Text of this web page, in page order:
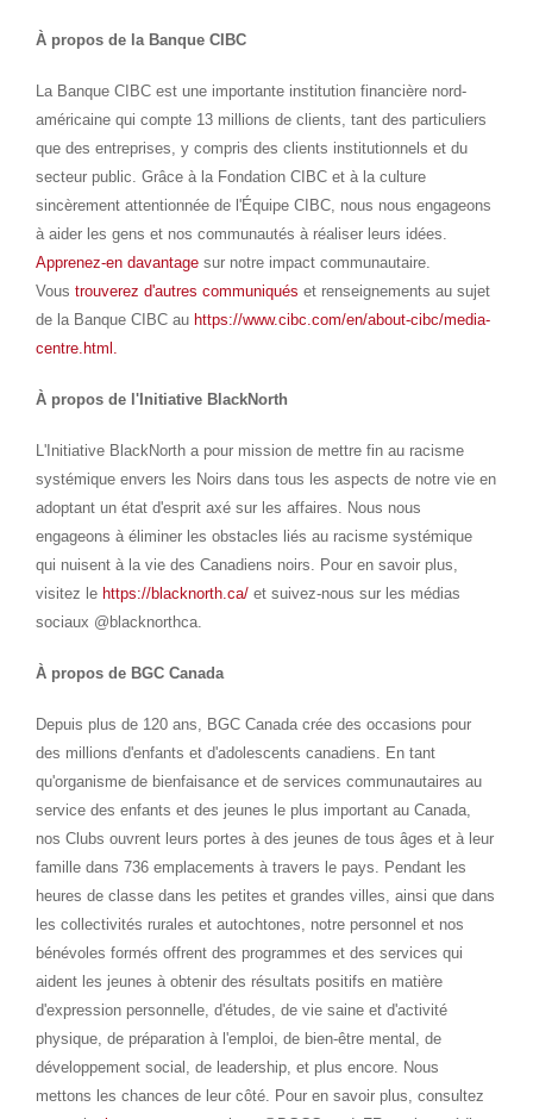
À propos de la Banque CIBC
La Banque CIBC est une importante institution financière nord-
américaine qui compte 13 millions de clients, tant des particuliers
que des entreprises, y compris des clients institutionnels et du
secteur public. Grâce à la Fondation CIBC et à la culture
sincèrement attentionnée de l'Équipe CIBC, nous nous engageons
à aider les gens et nos communautés à réaliser leurs idées.
Apprenez-en davantage sur notre impact communautaire.
Voustrouverez d'autres communiqués et renseignements au sujet
de la Banque CIBC au https://www.cibc.com/en/about-cibc/media-
centre.html.
À propos de l'Initiative BlackNorth
L'Initiative BlackNorth a pour mission de mettre fin au racisme
systémique envers les Noirs dans tous les aspects de notre vie en
adoptant un état d'esprit axé sur les affaires. Nous nous
engageons à éliminer les obstacles liés au racisme systémique
qui nuisent à la vie des Canadiens noirs. Pour en savoir plus,
visitez le https://blacknorth.ca/ et suivez-nous sur les médias
sociaux @blacknorthca.
À propos de BGC Canada
Depuis plus de 120 ans, BGC Canada crée des occasions pour
des millions d'enfants et d'adolescents canadiens. En tant
qu'organisme de bienfaisance et de services communautaires au
service des enfants et des jeunes le plus important auCanada,
nos Clubs ouvrent leurs portes à des jeunes de tous âges et à leur
famille dans 736 emplacements à travers le pays. Pendant les
heures de classe dans les petites et grandes villes, ainsi que dans
les collectivités rurales et autochtones, notre personnel et nos
bénévoles formés offrent des programmes et des services qui
aident les jeunes à obtenir des résultats positifs en matière
d'expression personnelle, d'études, de vie saine et d'activité
physique, de préparation à l'emploi, de bien-être mental, de
développement social, de leadership, et plus encore. Nous
mettons les chances de leur côté. Pour en savoir plus, consultez